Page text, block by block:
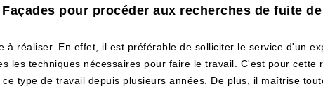
pour procéder aux recherches de fuite
réaliser. En effet, il est préférable de solliciter le service d'un
les techniques nécessaires pour faire le travail. C'est pour cette
type de travail depuis plusieurs années. De plus, il maîtrise